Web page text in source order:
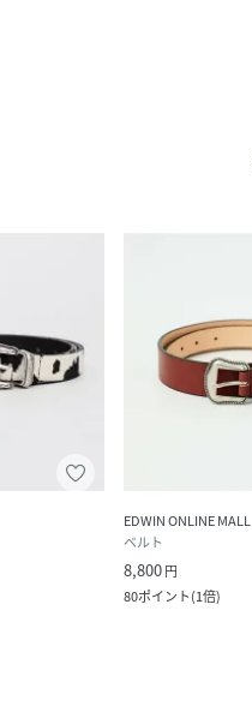
EDWIN ONLINE MALL
ベルト
8,800円
80ポイント(1倍)